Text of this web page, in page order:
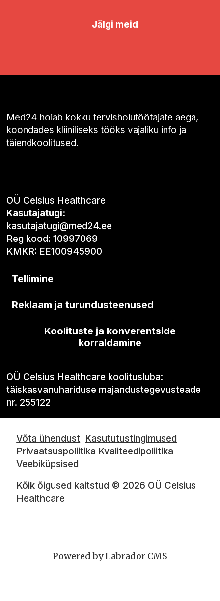
Jälgi meid
Med24 hoiab kokku tervishoiutöötajate aega,
koondades kliiniliseks tööks vajaliku info ja
täiendkoolitused.
OÜ Celsius Healthcare
Kasutajatugi:
kasutajatugi@med24.ee
Reg kood: 10997069
KMKR: EE100945900
Tellimine
Reklaam ja turundusteenused
Koolituste ja konverentside
korraldamine
OÜ Celsius Healthcare koolitusluba:
täiskasvanuhariduse majandustegevusteade
nr. 255122
Võta ühendust Kasututustingimused
Privaatsuspoliitika Kvaliteedipoliitika
Veebiküpsised
Kõik õigused kaitstud © 2026 OÜ Celsius
Healthcare
Powered by Labrador CMS